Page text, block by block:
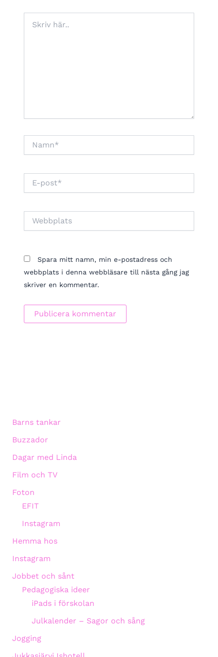
här..
post*
Spara mitt namn, min e-postadress och
webbplats i denna webbläsare till nästa gång jag
skriver en kommentar.
Barns tankar
Buzzador
Dagar med Linda
Film och TV
Foton
EFIT
Instagram
Hemma hos
Instagram
Jobbet och sånt
Pedagogiska ideer
iPads i förskolan
Julkalender – Sagor och sång
Jogging